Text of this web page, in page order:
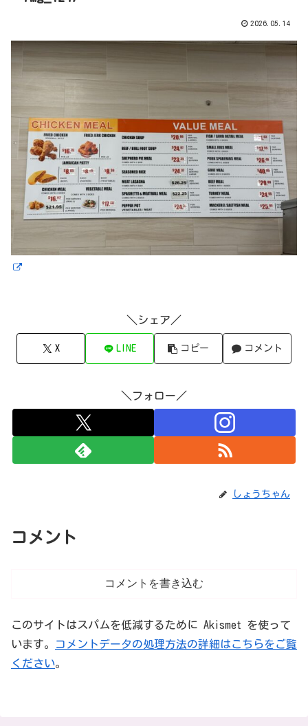
2026.05.14
＼シェア／
X LINE コピー コメント
＼フォロー／
しょうちゃん
コメント
コメントを書き込む
このサイトはスパムを低減するために Akismet を使って
います。
コメントデータの処理方法の詳細はこちらをご覧
ください。